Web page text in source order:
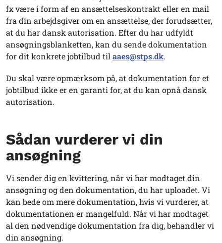
fx være i form af en ansættelseskontrakt eller en mail
fra din arbejdsgiver om en ansættelse, der forudsætter,
at du har dansk autorisation. Efter du har udfyldt
ansøgningsblanketten, kan du sende dokumentation
for dit konkrete jobtilbud til aaes@stps.dk.
Du skal være opmærksom på, at dokumentation for et
jobtilbud ikke er en garanti for, at du kan opnå dansk
autorisation.
Sådan vurderer vi din
ansøgning
Vi sender dig en kvittering, når vi har modtaget din
ansøgning og den dokumentation, du har uploadet. Vi
kan bede om mere dokumentation, hvis vi vurderer, at
dokumentationen er mangelfuld. Når vi har modtaget
al den nødvendige dokumentation fra dig, behandler vi
din ansøgning.